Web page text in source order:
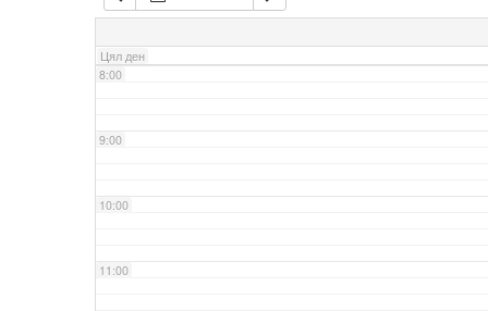
Цял ден
7:00
8:00
9:00
10:00
11:00